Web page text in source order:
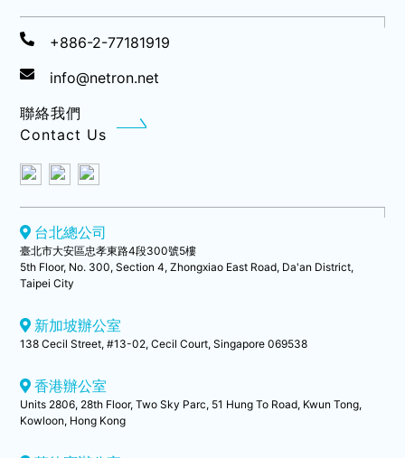
+886-2-77181919
info@netron.net
聯絡我們
Contact Us
台北總公司
臺北市大安區忠孝東路4段300號5樓
5th Floor, No. 300, Section 4, Zhongxiao East Road, Da'an District,
Taipei City
新加坡辦公室
138 Cecil Street, #13-02, Cecil Court, Singapore 069538
香港辦公室
Units 2806, 28th Floor, Two Sky Parc, 51 Hung To Road, Kwun Tong,
Kowloon, Hong Kong